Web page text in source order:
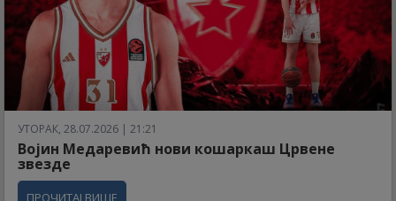
УТОРАК, 28.07.2026 | 21:21
Војин Медаревић нови кошаркаш Црвене
звезде
ПРОЧИТАЈ ВИШЕ